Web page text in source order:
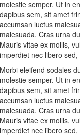
molestie semper. Ut in
dapibus sem, sit amet
accumsan luctus
malesuada. Cras urna
Mauris vitae ex mollis,
imperdiet nec libero
Morbi eleifend sodales
molestie semper. Ut in
dapibus sem, sit amet
accumsan luctus
malesuada. Cras urna
Mauris vitae ex mollis,
imperdiet nec libero